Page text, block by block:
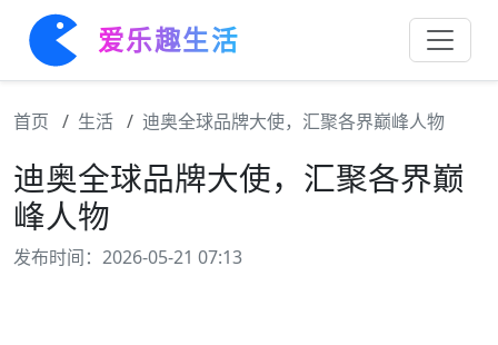
爱乐趣生活
首页 生活 迪奥全球品牌大使，汇聚各界巅峰人物
迪奥全球品牌大使，汇聚各界巅
峰人物
发布时间：2026-05-21 07:13